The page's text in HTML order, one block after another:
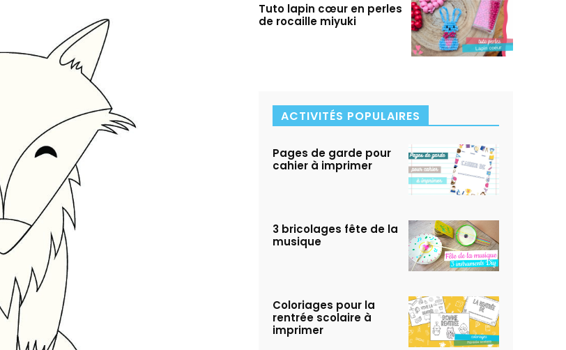
Tuto lapin cœur en perles
de rocaille miyuki
ACTIVITÉS POPULAIRES
Pages de garde pour
cahier à imprimer
3 bricolages fête de la
musique
Coloriages pour la
rentrée scolaire à
imprimer